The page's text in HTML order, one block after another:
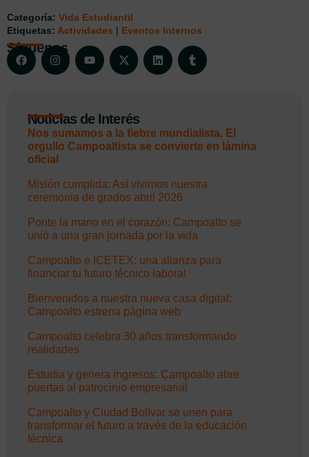
Categoría: Vida Estudiantil
Etiquetas: Actividades | Eventos Internos
Síguenos
Noticias de Interés
Nos sumamos a la fiebre mundialista. El
orgullo Campoaltista se convierte en lámina
oficial
Misión cumplida: Así vivimos nuestra
ceremonia de grados abril 2026
Ponte la mano en el corazón: Campoalto se
unió a una gran jornada por la vida
Campoalto e ICETEX: una alianza para
financiar tu futuro técnico laboral
Bienvenidos a nuestra nueva casa digital:
Campoalto estrena página web
Campoalto celebra 30 años transformando
realidades
Estudia y genera ingresos: Campoalto abre
puertas al patrocinio empresarial
Campoalto y Ciudad Bolívar se unen para
transformar el futuro a través de la educación
técnica